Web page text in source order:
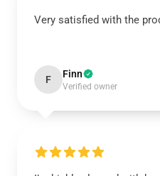
Very satisfied with the
F Finn
Verified owner